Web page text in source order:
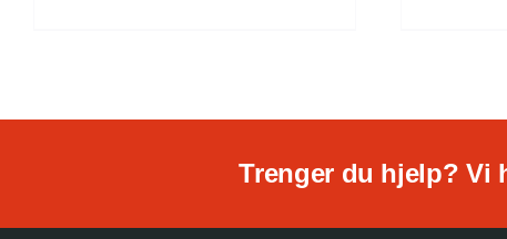
Trenger du hjelp? Vi